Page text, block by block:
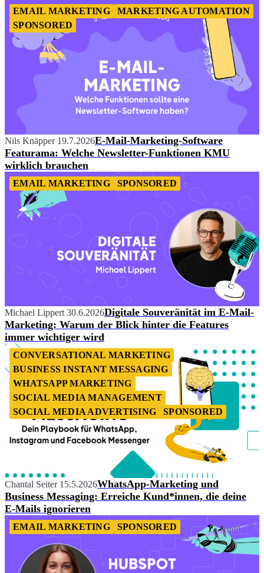
EMAIL MARKETING
MARKETING AUTOMATION
SPONSORED
Nils Knäpper 19.7.2026E-Mail-Marketing-Software
Featurama: Welche Newsletter-Funktionen KMU
wirklich brauchen
EMAIL MARKETING SPONSORED
Michael Lippert 30.6.2026Digitale Souveränität im E-Mail-
Marketing: Warum der Blick hinter die Features
immer wichtiger wird
CONVERSATIONAL MARKETING
BUSINESS INSTANT MESSAGING
WHATSAPP MARKETING
SOCIAL MEDIA MANAGEMENT
SOCIAL MEDIA ADVERTISING
SPONSORED
Chantal Seiter 15.5.2026WhatsApp-Marketing und
Business Messaging: Erreiche Kund*innen, die deine
E-Mails ignorieren
EMAIL MARKETING SPONSORED